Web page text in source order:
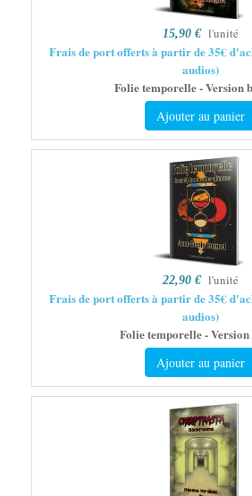
15,90 € l'unité
Frais de port offerts à partir de 35€
audios)
Folie temporelle - Version
Ajouter au panier
22,90 € l'unité
Frais de port offerts à partir de 35€
audios)
Folie temporelle -
Ajouter au panier